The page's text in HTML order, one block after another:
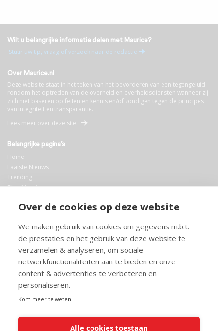
Over de cookies op deze website
We maken gebruik van cookies om gegevens m.b.t.
de prestaties en het gebruik van deze website te
verzamelen & analyseren, om sociale
netwerkfunctionaliteiten aan te bieden en onze
content & advertenties te verbeteren en
personaliseren.
Kom meer te weten
Alle cookies toestaan
Wilt u belangrijke informatie delen met Maurice?
Stuur uw tip, vraag of verzoek naar de redactie
Over Maurice.nl
Deze website staat in het teken van het bevorderen van een tegengeluid
rondom het optreden van de overheid en overheidsdiensten wanneer zij
zich niet baseren op feiten en kennis en/of zondigen tegen de principes
van integriteit en transparantie.
Lees meer over deze site
Belangrijke pagina’s
Home
Laatste Nieuws
Trending
Blog Maurice
Bibliotheek
Info en service
FAQ
Doneren
Privacy
Voorwaarden
Meedoen
© 2026 Maurice.nl - Alle rechten voorbehouden. Op alle artikelen rust